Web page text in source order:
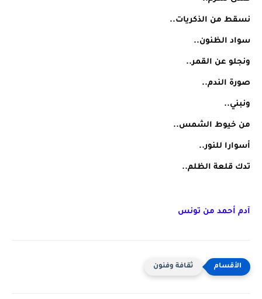
نسقط من الذكريات..
سواد الظنون..
ونجلو عن القمر..
صورة الندم..
ونبني..
من خيوط الشمس..
أسوارا للنور..
تدك قلعة الظلم..
آدم أحمد من تونس
ثقافة وفنون